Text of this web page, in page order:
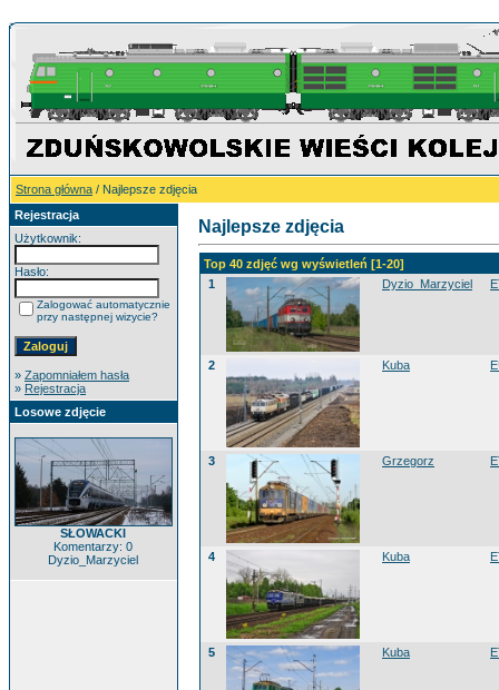
Strona główna / Najlepsze zdjęcia
Rejestracja
Użytkownik:
Hasło:
Zalogować automatycznie
przy następnej wizycie?
» Zapomniałem hasła
» Rejestracja
Losowe zdjęcie
SŁOWACKI
Komentarzy: 0
Dyzio_Marzyciel
Najlepsze zdjęcia
Top 40 zdjęć wg wyświetleń [1-20]
1
Dyzio_Marzyciel
2 Kuba
3 Grzegorz
4 Kuba
5 Kuba